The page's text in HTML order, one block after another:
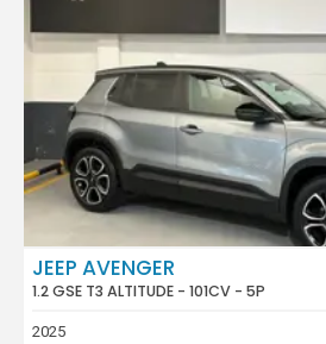
JEEP AVENGER
1.2 GSE T3 ALTITUDE - 101CV - 5P
2025